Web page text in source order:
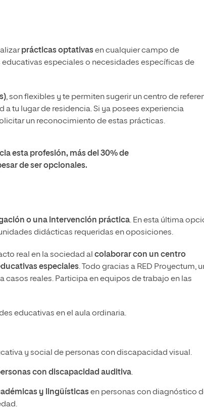
prácticas optativasen cualquier campo de
especiales o necesidades específicas de
, son flexibles y te permiten sugerir un centro de
a tu lugar de residencia. Si ya posees experiencia
un reconocimiento de estas prácticas.
esta profesión, más del 30% de
de ser opcionales.
o una intervención práctica. En esta última
didácticas requeridas en oposiciones.
real en la sociedad al colaborar con un centro
especiales. Todo gracias a RED Proyectum,
reales. Participa en equipos de trabajo en las
educativas en el aula ordinaria.
y social de personas con discapacidad visual.
con discapacidad auditiva.
y lingüísticasen personas con diagnóstico